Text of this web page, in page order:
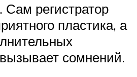
регистратор
пластика, а
сомнений.